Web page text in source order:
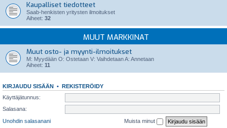
Kaupalliset tiedotteet
Saab-henkisten yritysten ilmoitukset
Aiheet: 32
MUUT MARKKINAT
Muut osto- ja myynti-ilmoitukset
M: Myydään O: Ostetaan V: Vaihdetaan A: Annetaan
Aiheet: 11
KIRJAUDU SISÄÄN • REKISTERÖIDY
Käyttäjätunnus:
Salasana:
Unohdin salasanani
Muista minut